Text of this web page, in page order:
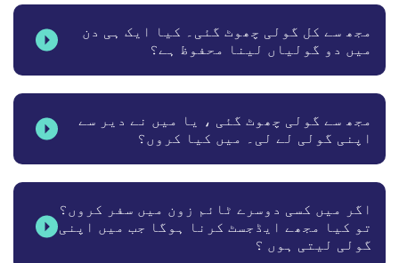
مجھ سے کل گولی چھوٹ گئی۔ کیا ایک ہی دن
میں دو گولیاں لینا محفوظ ہے؟
مجھ سے گولی چھوٹ گئی ، یا میں نے دیر سے
اپنی گولی لے لی۔ میں کیا کروں؟
اگر میں کسی دوسرے ٹائم زون میں سفر کروں؟
تو کیا مجھے ایڈجسٹ کرنا ہوگا جب میں اپنی
گولی لیتی ہوں ؟